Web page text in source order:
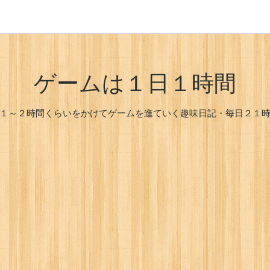
ゲームは１日１時間
～２時間くらいをかけてゲームを進ていく趣味日記・毎日２１